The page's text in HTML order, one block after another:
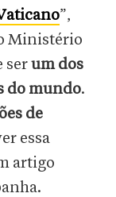
”,
Ministério
serum dos
do mundo.
de
essa
artigo